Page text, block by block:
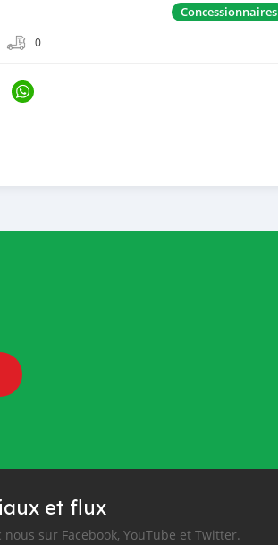
Concessionnaires
0
et flux
nous sur Facebook, YouTube et Twitter.